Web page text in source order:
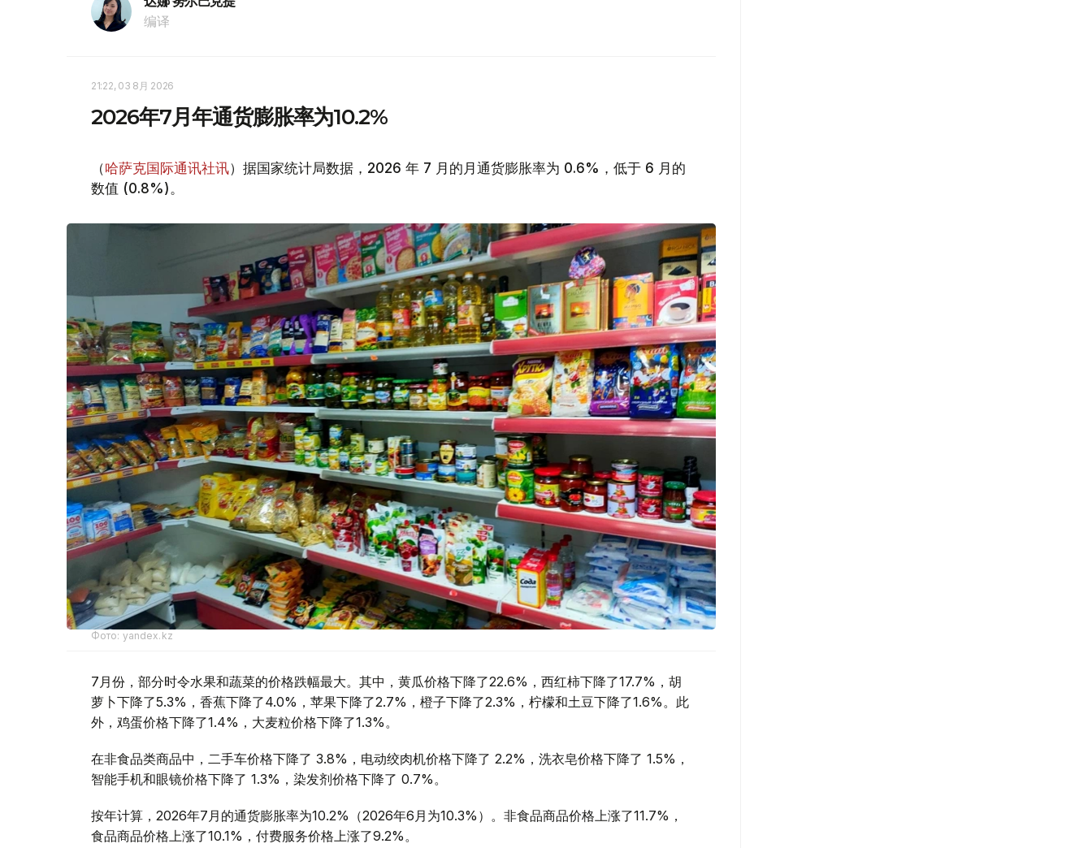
编译
21:22, 03 8月 2026
2026年7月年通货膨胀率为10.2%
（哈萨克国际通讯社讯）据国家统计局数据，2026 年 7 月的月通货膨胀率为 0.6%，低于 6 月的
数值 (0.8%)。
Фото: yandex.kz
7月份，部分时令水果和蔬菜的价格跌幅最大。其中，黄瓜价格下降了22.6%，西红柿下降了17.7%，胡
萝卜下降了5.3%，香蕉下降了4.0%，苹果下降了2.7%，橙子下降了2.3%，柠檬和土豆下降了1.6%。此
外，鸡蛋价格下降了1.4%，大麦粒价格下降了1.3%。
在非食品类商品中，二手车价格下降了 3.8%，电动绞肉机价格下降了 2.2%，洗衣皂价格下降了 1.5%，
智能手机和眼镜价格下降了 1.3%，染发剂价格下降了 0.7%。
按年计算，2026年7月的通货膨胀率为10.2%（2026年6月为10.3%）。非食品商品价格上涨了11.7%，
食品商品价格上涨了10.1%，付费服务价格上涨了9.2%。